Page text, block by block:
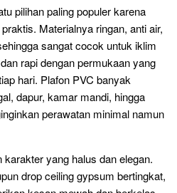
pilihan paling populer karena
Materialnya ringan, anti air,
sangat cocok untuk iklim
rapi dengan permukaan yang
hari. Plafon PVC banyak
dapur, kamar mandi, hingga
perawatan minimal namun
yang halus dan elegan.
drop ceiling gypsum bertingkat,